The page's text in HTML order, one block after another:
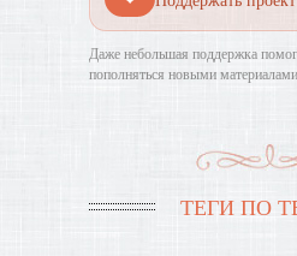
Даже небольшая поддержка
пополняться новыми
ТЕГИ ПО